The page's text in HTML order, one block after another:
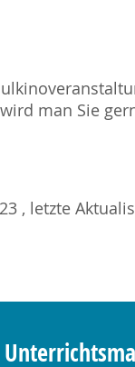
man Sie
, letzte